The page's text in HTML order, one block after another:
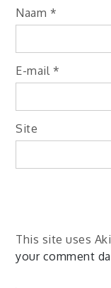
Naam *
E-mail *
Site
This site uses
your comment